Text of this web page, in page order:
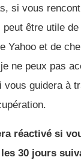
si vous
peut être utile
Yahoo et de
ne peux pas
vous guidera à
réactivé si
30 jours